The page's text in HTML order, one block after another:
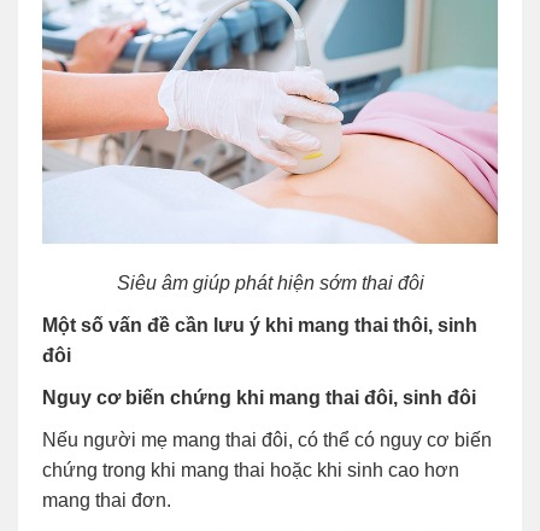
Siêu âm giúp phát hiện sớm thai đôi
Một số vấn đề cần lưu ý khi mang thai thôi, sinh
đôi
Nguy cơ biến chứng khi mang thai đôi, sinh đôi
Nếu người mẹ mang thai đôi, có thể có nguy cơ biến
chứng trong khi mang thai hoặc khi sinh cao hơn
mang thai đơn.